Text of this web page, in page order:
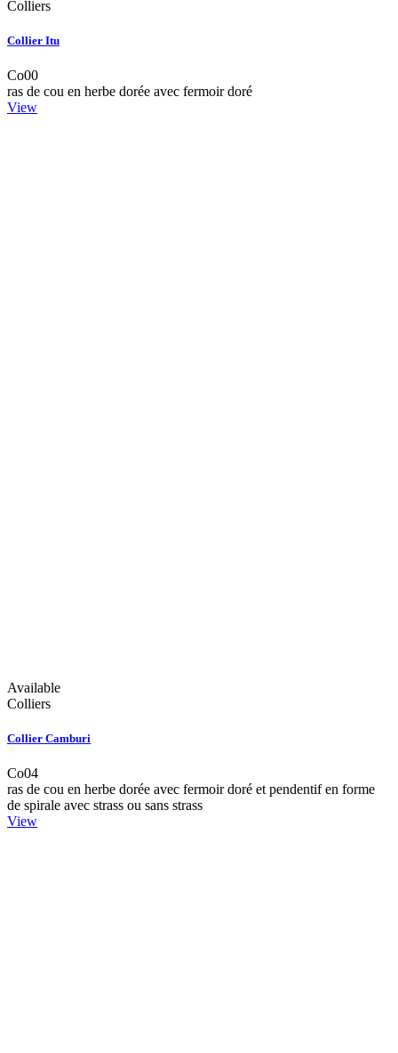
Colliers
Collier Itu
Co00
ras de cou en herbe dorée avec fermoir doré
View
Available
Colliers
Collier Camburi
Co04
ras de cou en herbe dorée avec fermoir doré et pendentif en forme
de spirale avec strass ou sans strass
View